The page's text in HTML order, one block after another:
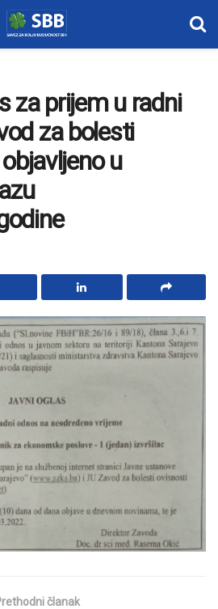
za prijem u radni
za bolesti
u
članak